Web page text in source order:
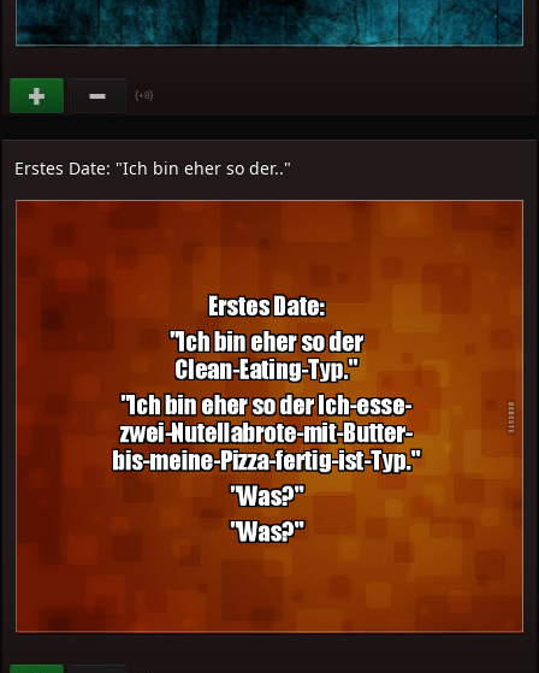
(+8)
Erstes Date: "Ich bin eher so der.."